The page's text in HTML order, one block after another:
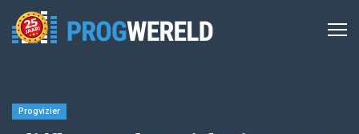
Progvizier